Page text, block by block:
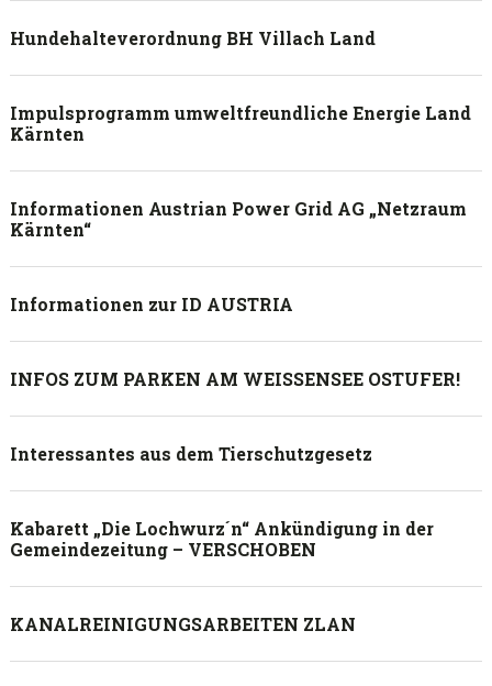
Hundehalteverordnung BH Villach Land
Impulsprogramm umweltfreundliche Energie Land
Kärnten
Informationen Austrian Power Grid AG „Netzraum
Kärnten“
Informationen zur ID AUSTRIA
INFOS ZUM PARKEN AM WEISSENSEE OSTUFER!
Interessantes aus dem Tierschutzgesetz
Kabarett „Die Lochwurz´n“ Ankündigung in der
Gemeindezeitung – VERSCHOBEN
KANALREINIGUNGSARBEITEN ZLAN